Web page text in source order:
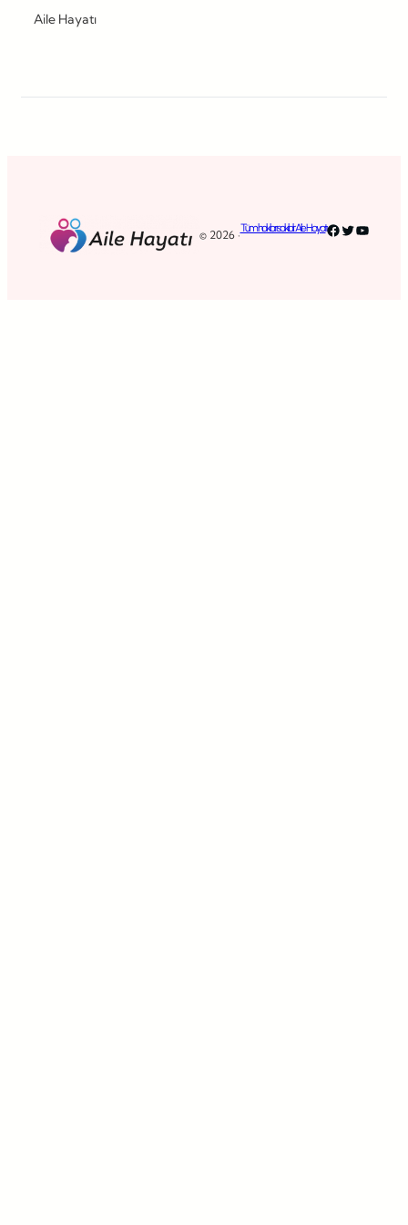
Aile Hayatı
© 2026 ·
Tüm hakları saklıdır. Aile HayatıFacebook
Twitter